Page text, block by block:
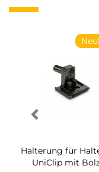
Halterung für
UniClip mit